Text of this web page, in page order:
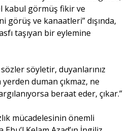
kabul görmüş fikir ve
görüş ve kanaatleri” dışında,
taşıyan bir eylemine
söyletir, duyanlarınız
yerden duman çıkmaz, ne
beraat eder, çıkar.”
mücadelesinin önemli